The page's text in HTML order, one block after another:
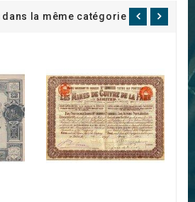
la même catégorie :